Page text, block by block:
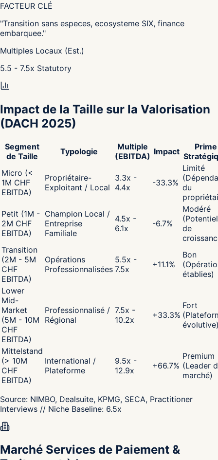
FACTEUR CLÉ
"Transition sans especes, ecosysteme SIX, finance
embarquee."
Multiples Locaux (Est.)
5.5 - 7.5x Statutory
Impact de la Taille sur la Valorisation
(DACH 2025)
Segment
de Taille
Typologie
Multiple
(EBITDA) Impact
Prime
Micro (<
1M CHF
EBITDA)
Propriétaire-
Exploitant / Local
3.3x -
4.4x
-33.3%
Limité
du
Petit (1M -
2M CHF
EBITDA)
Champion Local /
Entreprise
Familiale
4.5x -
6.1x
-6.7%
Modéré
(Potentiel
de
Transition
(2M - 5M
CHF
EBITDA)
Opérations
Professionnalisées
5.5x -
7.5x
+11.1%
Bon
établies)
Lower
Mid-
Market
(5M - 10M
CHF
EBITDA)
Professionnalisé /
Régional
7.5x -
10.2x
+33.3%
Fort
Mittelstand
(> 10M
CHF
EBITDA)
International /
Plateforme
9.5x -
12.9x
+66.7%
Premium
(Leader
marché)
Source: NIMBO, Dealsuite, KPMG, SECA, Practitioner
Interviews // Niche Baseline: 6.5x
Marché Services de Paiement &